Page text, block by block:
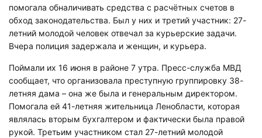
помогала обналичивать средства с расчётных счетов в
обход законодательства. Был у них и третий участник: 27-
летний молодой человек отвечал за курьерские задачи.
Вчера полиция задержала и женщин, и курьера.
Поймали их 16 июня в районе 7 утра. Пресс-служба МВД
сообщает, что организовала преступную группировку 38-
летняя дама – она же была и генеральным директором.
Помогала ей 41-летняя жительница Ленобласти, которая
являлась вторым бухгалтером и фактически была правой
рукой. Третьим участником стал 27-летний молодой